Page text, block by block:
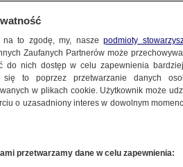
na to zgodę, my, naszepodmioty
Zaufanych Partnerów może
do nich dostęp w celu zapewnienia
się to poprzez przetwarzanie danych
w plikach cookie. Użytkownik może
o uzasadniony interes w dowolnym
przetwarzamy dane w celu zapewnienia: